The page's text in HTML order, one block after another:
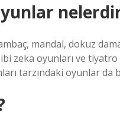
mandal, dokuz
zeka oyunları ve tiyatro
tarzındaki oyunlar da